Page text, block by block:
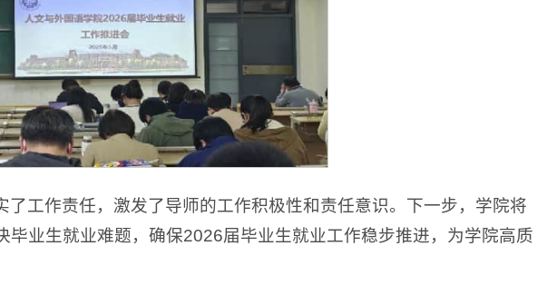
工作责任，激发了导师的工作积极性和责任意识。下一步，学院将
业生就业难题，确保2026届毕业生就业工作稳步推进，为学院高质